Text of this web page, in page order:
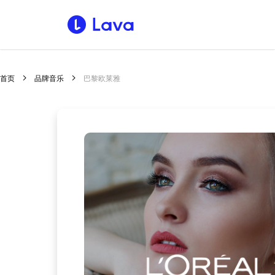
首页 品牌音乐 巴黎欧莱雅